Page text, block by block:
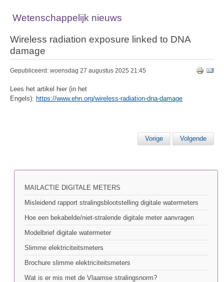
Wetenschappelijk nieuws
Wireless radiation exposure linked to DNA
damage
Gepubliceerd: woensdag 27 augustus 2025 21:45
Lees het artikel hier (in het
Engels): https://www.ehn.org/wireless-radiation-dna-damage
Vorige Volgende
MAILACTIE DIGITALE METERS
Misleidend rapport stralingsblootstelling digitale watermeters
Hoe een bekabelde/niet-stralende digitale meter aanvragen
Modelbrief digitale watermeter
Slimme elektriciteitsmeters
Brochure slimme elektriciteitsmeters
Wat is er mis met de Vlaamse stralingsnorm?